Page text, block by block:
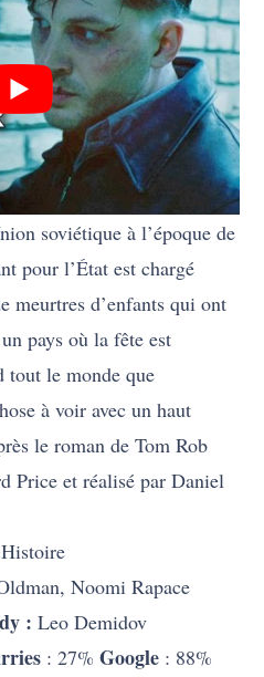
soviétique à l’époque de
pour l’État est chargé
meurtres d’enfants qui ont
pays où la fête est
tout le monde que
à voir avec un haut
le roman de Tom Rob
Price et réalisé par Daniel
Noomi Rapace
: Leo Demidov
: 27%Google : 88%